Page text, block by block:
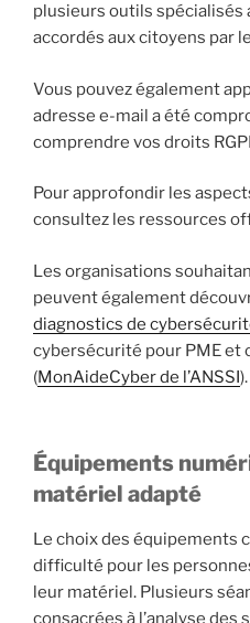
plusieurs outils spécialisés
accordés aux citoyens par
Vous pouvez également
adresse e-mail a été
comprendre vos droits
Pour approfondir les
consultez les ressources
Les organisations
peuvent également
diagnostics de
cybersécurité pour PME et
(MonAideCyber de l’ANSSI).
Équipements
matériel adapté
Le choix des équipements
difficulté pour les
leur matériel. Plusieurs
consacrées à l’analyse